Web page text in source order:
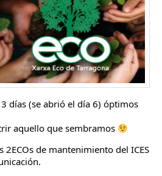
días (se abrió el día 6) óptimos
aquello que sembramos
2ECOs de mantenimiento del ICES